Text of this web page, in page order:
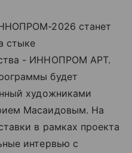
2026 станет
стыке
- ИННОПРОМ АРТ.
будет
художниками
Масаидовым. На
в рамках проекта
интервью с